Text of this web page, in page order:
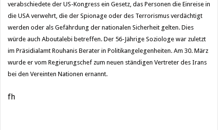
verabschiedete der US-Kongress ein Gesetz, das Personen die Einreise in
die USA verwehrt, die der Spionage oder des Terrorismus verdächtigt
werden oder als Gefährdung der nationalen Sicherheit gelten. Dies
würde auch Aboutalebi betreffen. Der 56-Jährige Soziologe war zuletzt
im Präsidialamt Rouhanis Berater in Politikangelegenheiten. Am 30. März
wurde er vom Regierungschef zum neuen ständigen Vertreter des Irans
bei den Vereinten Nationen ernannt.
fh